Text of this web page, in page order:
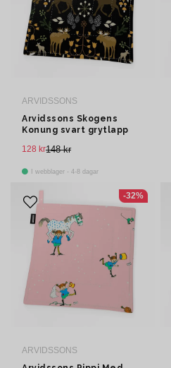
ARVIDSSONS
Arvidssons Skogens
Konung svart grytlapp
148 kr
128 kr
I webblager - 4-8 dagar
ARVIDSSONS
-32%